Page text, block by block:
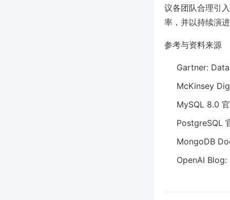
议各团队合理引
率，并以持续演
参考与资料来源
Gartner:
McKinsey
MySQL 8.0
PostgreSQL
MongoDB
OpenAI